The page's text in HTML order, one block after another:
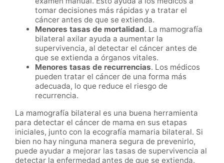
tomar decisiones más rápidas y a tratar el
cáncer antes de que se extienda.
Menores tasas de mortalidad. La mamografía
bilateral axilar ayuda a aumentar la
supervivencia, al detectar el cáncer antes de
que se extienda a órganos vitales.
Menores tasas de recurrencias. Los médicos
pueden tratar el cáncer de una forma más
adecuada, lo que reduce el riesgo de
recurrencia.
La mamografía bilateral es una buena herramienta
para detectar el cáncer de mama en sus etapas
iniciales, junto con la ecografía mamaria bilateral. Si
bien no hay ninguna manera segura de prevenirlo,
puede ayudar a mejorar las tasas de supervivencia al
detectar la enfermedad antes de que se extienda.